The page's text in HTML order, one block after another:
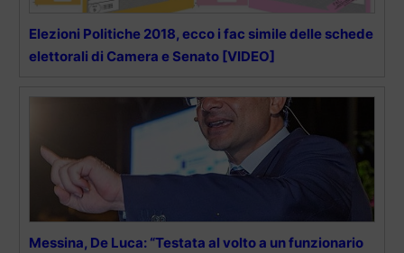
Elezioni Politiche 2018, ecco i fac simile delle schede
elettorali di Camera e Senato [VIDEO]
Messina, De Luca: “Testata al volto a un funzionario